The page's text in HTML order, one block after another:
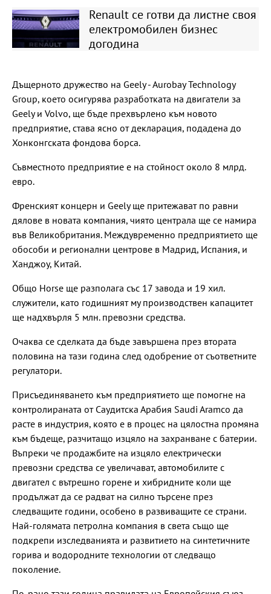
Renault се готви да листне своя
електромобилен бизнес
догодина
Дъщерното дружество на Geely - Aurobay Technology
Group, което осигурява разработката на двигатели за
Geely и Volvo, ще бъде прехвърлено към новото
предприятие, става ясно от декларация, подадена до
Хонконгската фондова борса.
Съвместното предприятие е на стойност около 8 млрд.
евро.
Френският концерн и Geely ще притежават по равни
дялове в новата компания, чиято централа ще се намира
във Великобритания. Междувременно предприятието ще
обособи и регионални центрове в Мадрид, Испания, и
Ханджоу, Китай.
Общо Horse ще разполага със 17 завода и 19 хил.
служители, като годишният му производствен капацитет
ще надхвърля 5 млн. превозни средства.
Очаква се сделката да бъде завършена през втората
половина на тази година след одобрение от съответните
регулатори.
Присъединяването към предприятието ще помогне на
контролираната от Саудитска Арабия Saudi Aramco да
расте в индустрия, която е в процес на цялостна промяна
към бъдеще, разчитащо изцяло на захранване с батерии.
Въпреки че продажбите на изцяло електрически
превозни средства се увеличават, автомобилите с
двигател с вътрешно горене и хибридните коли ще
продължат да се радват на силно търсене през
следващите години, особено в развиващите се страни.
Най-голямата петролна компания в света също ще
подкрепи изследванията и развитието на синтетичните
горива и водородните технологии от следващо
поколение.